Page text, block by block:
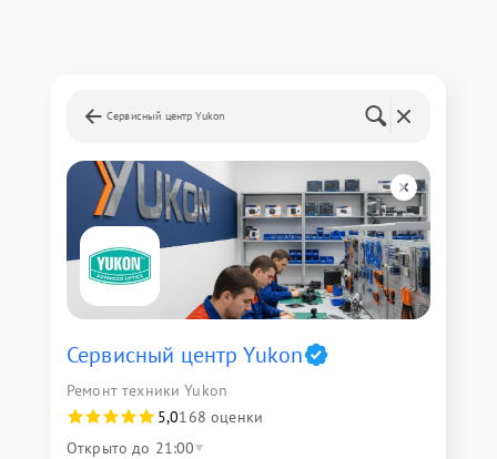
Сервисный центр Yukon
Сервисный центр Yukon
Ремонт техники Yukon
5,0168 оценки
Открыто до 21:00